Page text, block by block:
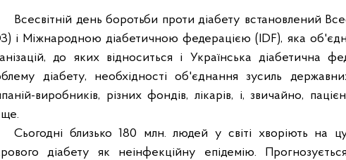
Всесвітній день боротьби проти діабету встановлений
і Міжнародною діабетичною федерацією (IDF), яка
до яких відноситься і Українська діабетична
діабету, необхідності об'єднання зусиль
виробників, різних фондів, лікарів, і, звичайно,
Сьогодні близько 180 млн. людей у світі хворіють на
діабету як неінфекційну епідемію.